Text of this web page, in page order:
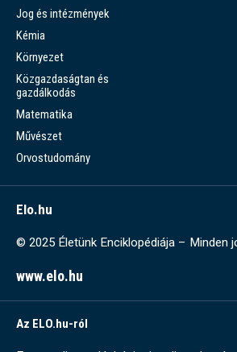
Jog és intézmények
Kémia
Környezet
Közgazdaságtan és
gazdálkodás
Matematika
Művészet
Orvostudomány
Elo.hu
© 2025 Életünk Enciklopédiája – Minden
www.elo.hu
Az ELO.hu-ról